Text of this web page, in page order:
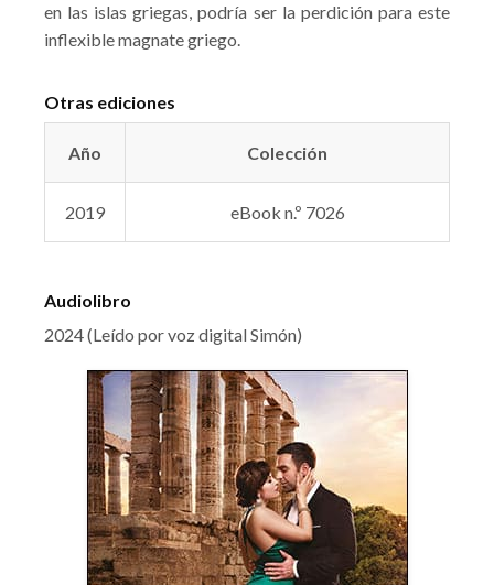
en las islas griegas, podría ser la perdición para este
inflexible magnate griego.
Otras ediciones
Año Colección
2019 eBook n.º 7026
Audiolibro
2024 (Leído por voz digital Simón)